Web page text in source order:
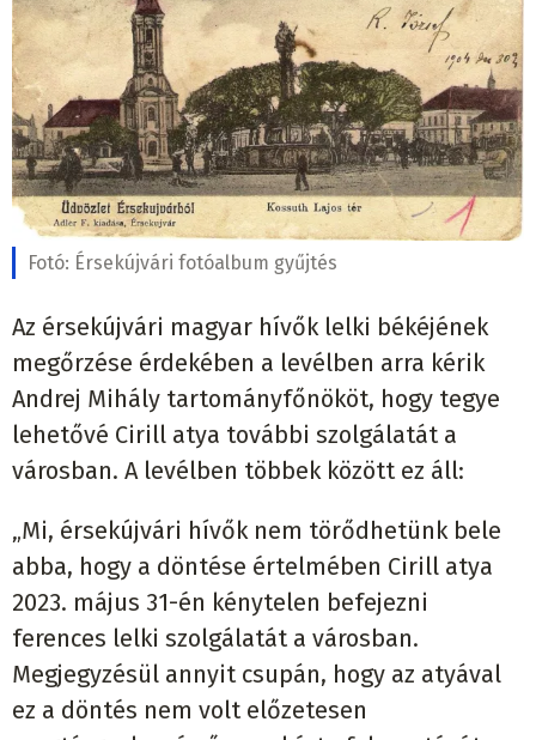
Fotó: Érsekújvári fotóalbum gyűjtés
Az érsekújvári magyar hívők lelki békéjének
megőrzése érdekében a levélben arra kérik
Andrej Mihály tartományfőnököt, hogy tegye
lehetővé Cirill atya további szolgálatát a
városban. A levélben többek között ez áll:
„Mi, érsekújvári hívők nem törődhetünk bele
abba, hogy a döntése értelmében Cirill atya
2023. május 31-én kénytelen befejezni
ferences lelki szolgálatát a városban.
Megjegyzésül annyit csupán, hogy az atyával
ez a döntés nem volt előzetesen